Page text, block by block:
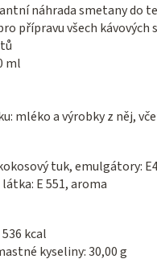
náhrada smetany do
přípravu všech kávových
ml
mléko a výrobky z něj,
tuk, emulgátory:
E 551, aroma
kcal
kyseliny: 30,00 g